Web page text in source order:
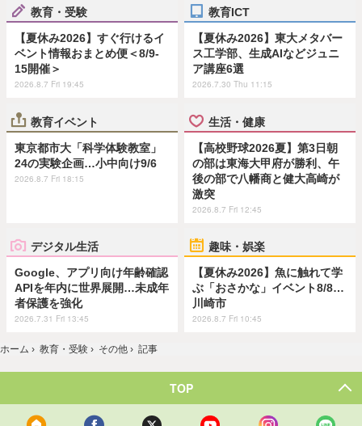
教育・受験
【夏休み2026】すぐ行けるイ
ベント情報おまとめ便＜8/9-
15開催＞
2026.8.7 Fri 19:45
教育ICT
【夏休み2026】東大メタバー
ス工学部、生成AIなどジュニ
ア講座6選
2026.7.30 Thu 11:15
教育イベント
東京都市大「科学体験教室」
24の実験企画…小中向け9/6
2026.8.7 Fri 18:15
生活・健康
【高校野球2026夏】第3日朝
の部は東海大甲府が勝利、午
後の部で八幡商と健大高崎が
激突
2026.8.7 Fri 12:45
デジタル生活
Google、アプリ向け年齢確認
APIを年内に世界展開…未成年
者保護を強化
2026.7.31 Fri 13:45
趣味・娯楽
【夏休み2026】魚に触れて学
ぶ「おさかな」イベント8/8…
川崎市
2026.8.7 Fri 10:45
ホーム › 教育・受験 › その他 › 記事
TOP